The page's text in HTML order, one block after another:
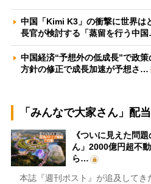
中国「Kimi K3」の衝撃に世界
長官が検討する「蒸留を行う中
中国経済“予想外の低成長”で政
方針の修正で成長加速が予想さ…
「みんなで大家さん」配
《ついに見えた問
ん」2000億円超不
ら…
本誌『週刊ポスト』が追及してき